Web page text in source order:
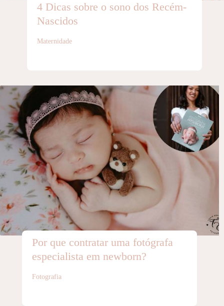
4 Dicas sobre o sono dos Recém-
Nascidos
Maternidade
Por que contratar uma fotógrafa
especialista em newborn?
Fotografia